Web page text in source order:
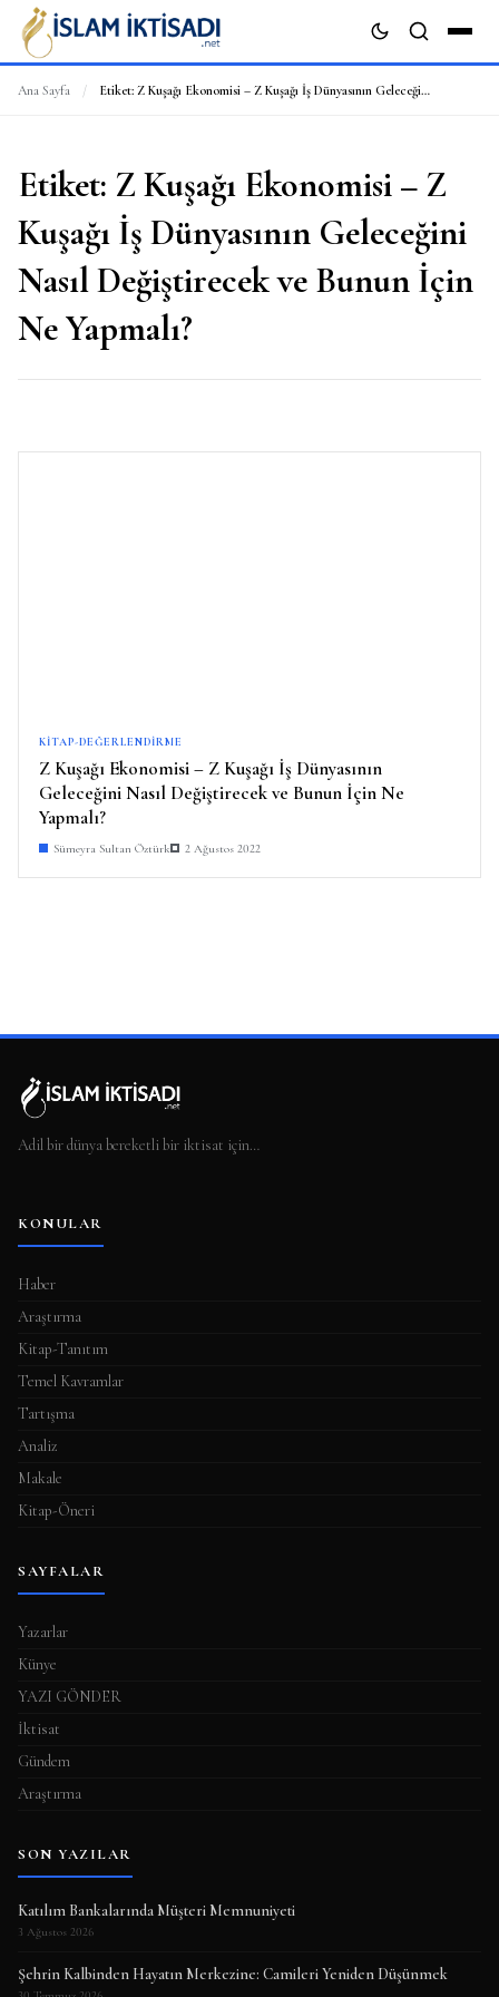
Ana Sayfa / Etiket: Z Kuşağı Ekonomisi – Z Kuşağı İş Dünyasının Geleceğini Nasıl Değiştirecek ve Bunun İçin Ne Yapmalı?
Etiket: Z Kuşağı Ekonomisi – Z
Kuşağı İş Dünyasının Geleceğini
Nasıl Değiştirecek ve Bunun İçin
Ne Yapmalı?
KITAP-DEĞERLENDIRME
Z Kuşağı Ekonomisi – Z Kuşağı İş Dünyasının
Geleceğini Nasıl Değiştirecek ve Bunun İçin Ne
Yapmalı?
Sümeyra Sultan Öztürk 2 Ağustos 2022
Adil bir dünya bereketli bir iktisat için…
KONULAR
Haber
Araştırma
Kitap-Tanıtım
Temel Kavramlar
Tartışma
Analiz
Makale
Kitap-Öneri
SAYFALAR
Yazarlar
Künye
YAZI GÖNDER
İktisat
Gündem
Araştırma
SON YAZILAR
Katılım Bankalarında Müşteri Memnuniyeti
3 Ağustos 2026
Şehrin Kalbinden Hayatın Merkezine: Camileri Yeniden Düşünmek